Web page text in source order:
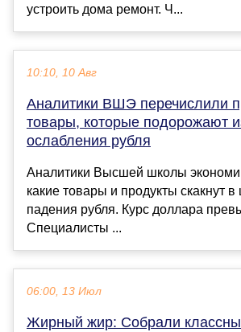
устроить дома ремонт. Ч...
10:10, 10 Авг
Аналитики ВШЭ перечислили
товары, которые подорожают
ослабления рубля
Аналитики Высшей школы
какие товары и продукты скакнут в
падения рубля. Курс доллара
Специалисты ...
06:00, 13 Июл
Жирный жир: Собрали